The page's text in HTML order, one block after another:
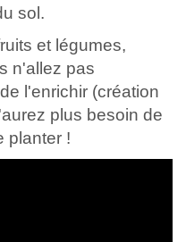
sol.
et légumes,
n'allez pas
l'enrichir (création
plus besoin de
planter !